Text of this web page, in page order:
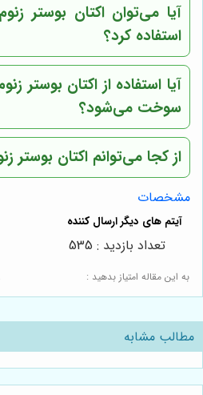
آیا می‌توان اکتان بوستر
استفاده کرد؟
آیا استفاده از اکتان بوستر
سوخت می‌شود؟
از کجا می‌توانم اکتان بوستر
مشخصات
به این مقاله امتیاز بدهید :
تعداد بازدید : 535
مطالب مشابه